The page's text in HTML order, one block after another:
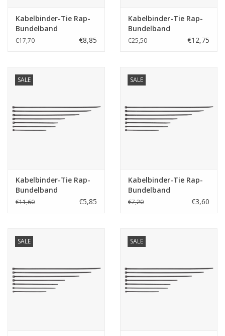
Kabelbinder-Tie Rap-
Bundelband
professioneel!!!
€17,70 €8,85
Kabelbinder-Tie Rap-
Bundelband
professioneel!!!
€25,50 €12,75
SALE
Kabelbinder-Tie Rap-
Bundelband
professioneel!!!
€11,60 €5,85
SALE
Kabelbinder-Tie Rap-
Bundelband
professioneel!!!
€7,20 €3,60
SALE SALE